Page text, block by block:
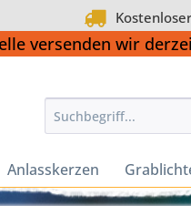
versenden wir
Anlasskerzen